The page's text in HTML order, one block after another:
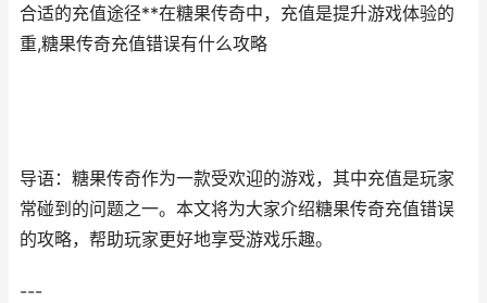
合适的充值途径**在糖果传奇中，充值是提升游戏体验的
重,糖果传奇充值错误有什么攻略
导语：糖果传奇作为一款受欢迎的游戏，其中充值是玩家
常碰到的问题之一。本文将为大家介绍糖果传奇充值错误
的攻略，帮助玩家更好地享受游戏乐趣。
---